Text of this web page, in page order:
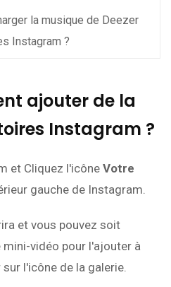
la musique de Deezer
Instagram ?
ajouter de la
Instagram ?
et Cliquez l'icône Votre
gauche de Instagram.
et vous pouvez soit
mini-vidéo pour l'ajouter à
l'icône de la galerie.